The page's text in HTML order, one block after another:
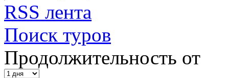
RSS лента
Поиск туров
Продолжительность от